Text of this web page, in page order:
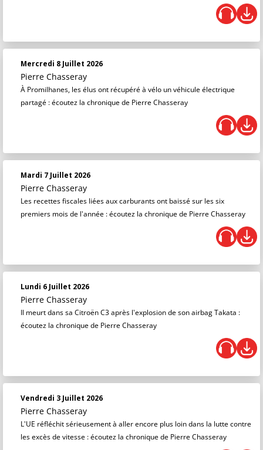
Mercredi 8 Juillet 2026
Pierre Chasseray
À Promilhanes, les élus ont récupéré à vélo un véhicule électrique
partagé : écoutez la chronique de Pierre Chasseray
Mardi 7 Juillet 2026
Pierre Chasseray
Les recettes fiscales liées aux carburants ont baissé sur les six
premiers mois de l'année : écoutez la chronique de Pierre Chasseray
Lundi 6 Juillet 2026
Pierre Chasseray
Il meurt dans sa Citroën C3 après l'explosion de son airbag Takata :
écoutez la chronique de Pierre Chasseray
Vendredi 3 Juillet 2026
Pierre Chasseray
L'UE réfléchit sérieusement à aller encore plus loin dans la lutte contre
les excès de vitesse : écoutez la chronique de Pierre Chasseray